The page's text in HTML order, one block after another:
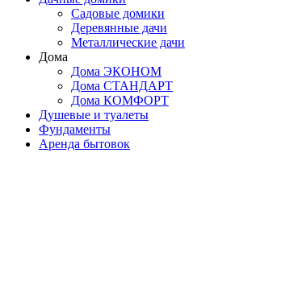
Садовые домики
Деревянные дачи
Металлические дачи
Дома
Дома ЭКОНОМ
Дома СТАНДАРТ
Дома КОМФОРТ
Душевые и туалеты
Фундаменты
Аренда бытовок